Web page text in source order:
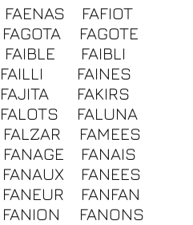
FAENAS
FAFIOT
FAGOTA
FAGOTE
FAIBLE
FAIBLI
FAILLI
FAINES
FAJITA
FAKIRS
FALOTS
FALUNA
FALZAR
FAMEES
FANAGE
FANAIS
FANAUX
FANEES
FANEUR
FANFAN
FANION FANONS